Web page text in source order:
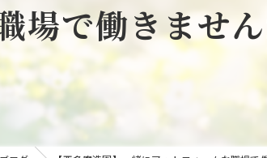
職人
学歴不問
場で働きませ